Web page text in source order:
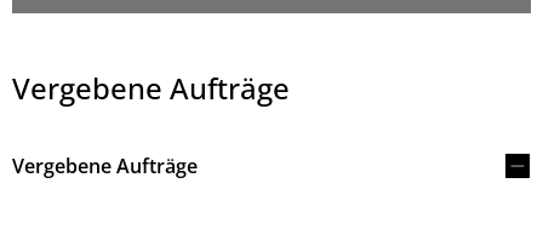
Vergebene Aufträge
Vergebene Aufträge